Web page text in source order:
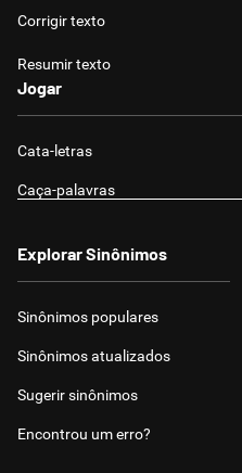
Corrigir texto
Resumir texto
Jogar
Cata-letras
Caça-palavras
Explorar Sinônimos
Sinônimos populares
Sinônimos atualizados
Sugerir sinônimos
Encontrou um erro?